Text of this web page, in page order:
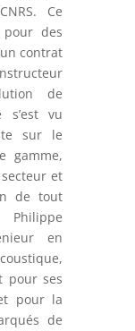
Ce
pour des
contrat
de
s’est vu
sur le
gamme,
et
de tout
Philippe
en
pour ses
pour la
de